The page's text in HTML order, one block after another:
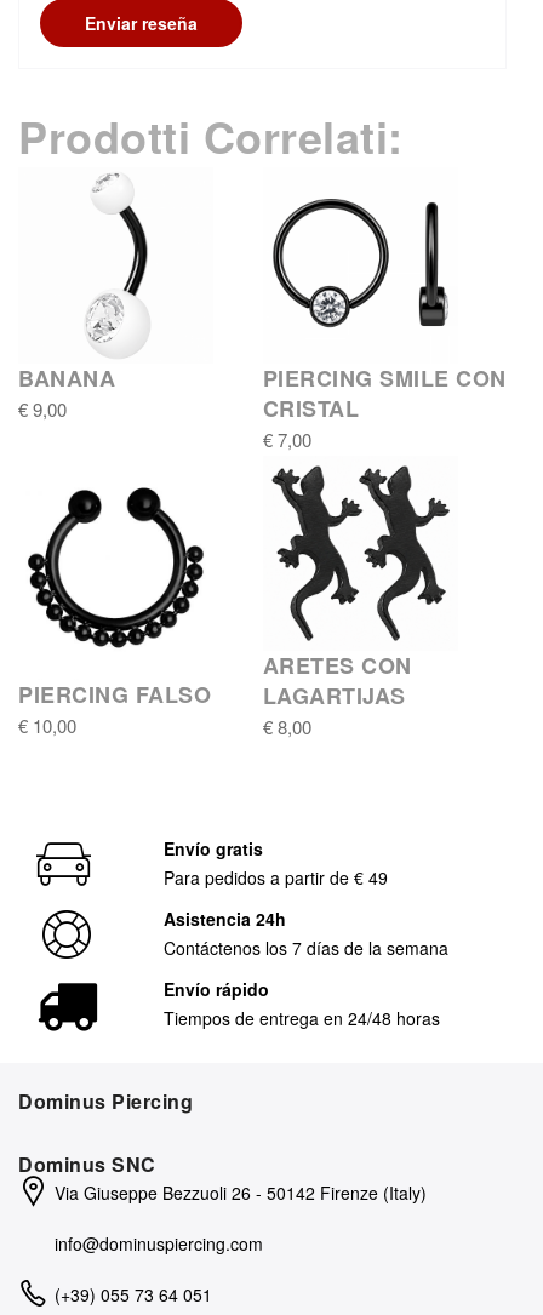
Enviar reseña
Prodotti Correlati:
BANANA
€ 9,00
PIERCING SMILE CON
CRISTAL
€ 7,00
PIERCING FALSO
€ 10,00
ARETES CON
LAGARTIJAS
€ 8,00
Envío gratis
Para pedidos a partir de € 49
Asistencia 24h
Contáctenos los 7 días de la semana
Envío rápido
Tiempos de entrega en 24/48 horas
Dominus Piercing
Dominus SNC
Via Giuseppe Bezzuoli 26 - 50142 Firenze (Italy)
info@dominuspiercing.com
(+39) 055 73 64 051